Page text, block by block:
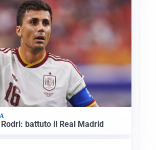
battuto il Real Madrid